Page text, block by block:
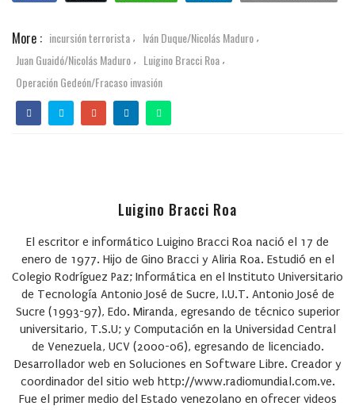
More : incursión terrorista , Iván Duque/Nicolás Maduro ,
Juan Guaidó/Nicolás Maduro , Luigino Bracci Roa ,
Operación Gedeón/Fracaso invasión
Luigino Bracci Roa
El escritor e informático Luigino Bracci Roa nació el 17 de
enero de 1977. Hijo de Gino Bracci y Aliria Roa. Estudió en el
Colegio Rodríguez Paz; Informática en el Instituto Universitario
de Tecnología Antonio José de Sucre, I.U.T. Antonio José de
Sucre (1993-97), Edo. Miranda, egresando de técnico superior
universitario, T.S.U; y Computación en la Universidad Central
de Venezuela, UCV (2000-06), egresando de licenciado.
Desarrollador web en Soluciones en Software Libre. Creador y
coordinador del sitio web http://www.radiomundial.com.ve.
Fue el primer medio del Estado venezolano en ofrecer videos